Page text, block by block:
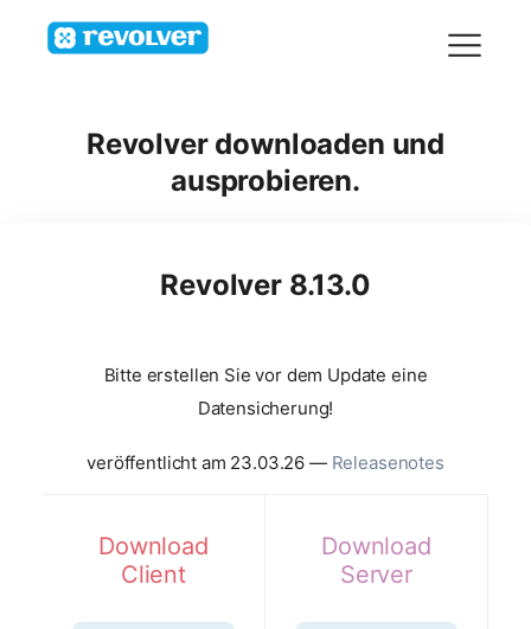
Revolver downloaden und
ausprobieren.
Revolver 8.13.0
Bitte erstellen Sie vor dem Update eine
Datensicherung!
veröffentlicht am 23.03.26 — Releasenotes
Download
Client
Download
Server